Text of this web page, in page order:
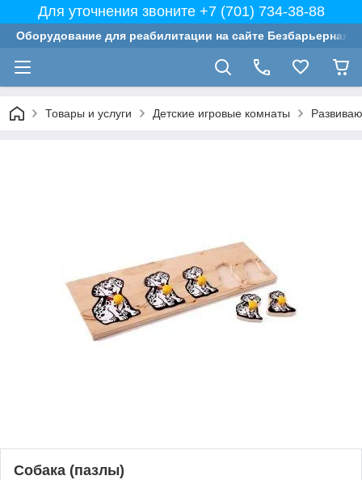
Для уточнения звоните +7 (701) 734-38-88
Оборудование для реабилитации на сайте Безбарьерная
Товары и услуги Детские игровые комнаты
Собака (пазлы)